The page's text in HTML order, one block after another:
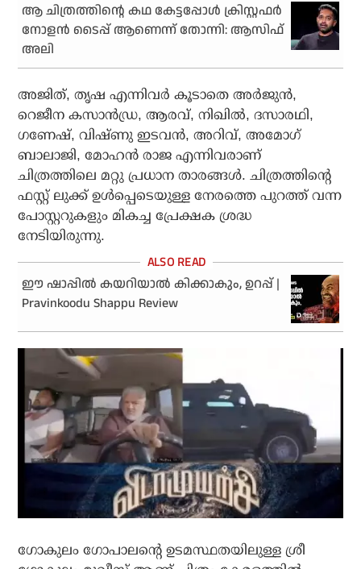
ആ ചിത്രത്തിന്റെ കഥ കേട്ടപ്പോള്‍ ക്രിസ്റ്റഫര്‍
നോളന്‍ ടൈപ്പ് ആണെന്ന് തോന്നി: ആസിഫ്
അലി
അജിത്, തൃഷ എന്നിവര്‍ കൂടാതെ അര്‍ജുന്‍,
റെജീന കസാന്‍ഡ്ര, ആരവ്, നിഖില്‍, ദസാരഥി,
ഗണേഷ്, വിഷ്ണു ഇടവന്‍, അറിവ്, അമോഗ്
ബാലാജി, മോഹന്‍ രാജ എന്നിവരാണ്
ചിത്രത്തിലെ മറ്റു പ്രധാന താരങ്ങള്‍. ചിത്രത്തിന്റെ
ഫസ്റ്റ് ലുക്ക് ഉള്‍പ്പെടെയുള്ള നേരത്തെ പുറത്ത് വന്ന
പോസ്റ്ററുകളും മികച്ച പ്രേക്ഷക ശ്രദ്ധ
നേടിയിരുന്നു.
ഈ ഷാപ്പിൽ കയറിയാൽ കിക്കാകും, ഉറപ്പ് |
Pravinkoodu Shappu Review
ഗോകുലം ഗോപാലന്റെ ഉടമസ്ഥതയിലുള്ള ശ്രീ